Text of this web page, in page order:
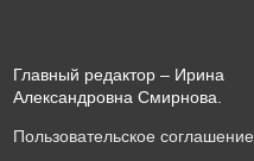
Главный редактор – Ирина
Александровна Смирнова.
Пользовательское соглашение